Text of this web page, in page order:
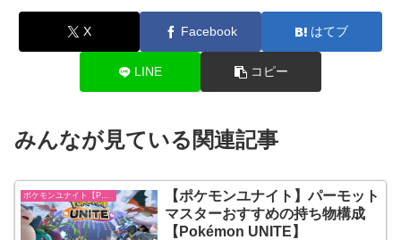
X Facebook はてブ
LINE コピー
みんなが見ている関連記事
【ポケモンユナイト】パーモット
マスターおすすめの持ち物構成
【Pokémon UNITE】